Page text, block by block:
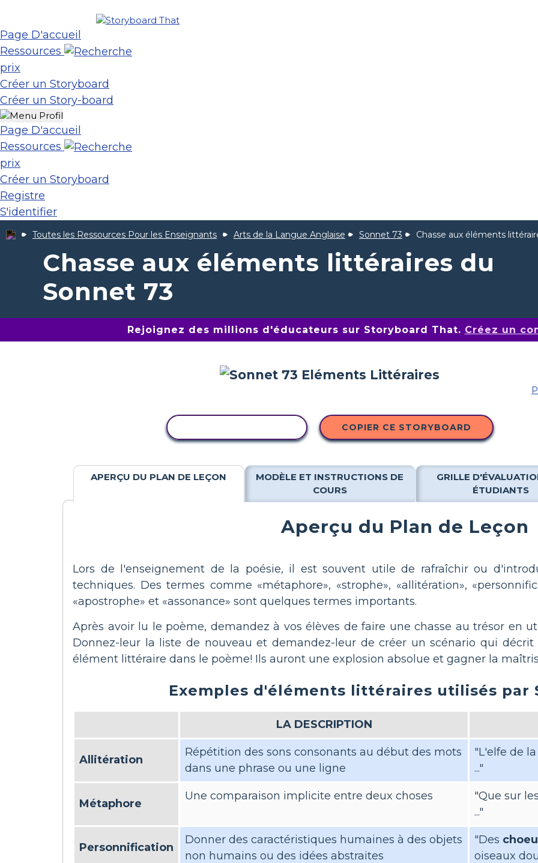
Page D'accueil
Ressources
prix
Créer un Storyboard
Créer un Story-board
Page D'accueil
Ressources
prix
Créer un Storyboard
Registre
S'identifier
Toutes les Ressources Pour les Enseignants Arts de la Langue Anglaise Sonnet 73 Chasse aux éléments
Chasse aux éléments littéraires du
Sonnet 73
Rejoignez des millions d'éducateurs sur Storyboard That. Créez un
COPIER CE STORYBOARD
APERÇU DU PLAN DE LEÇON
MODÈLE ET INSTRUCTIONS DE
COURS
GRILLE
ÉTUDIANTS
Aperçu du Plan de Leçon
Lors de l'enseignement de la poésie, il est souvent utile de rafraîchir ou
techniques. Des termes comme «métaphore», «strophe», «allitération»,
«apostrophe» et «assonance» sont quelques termes importants.
Après avoir lu le poème, demandez à vos élèves de faire une chasse au trésor en
Donnez-leur la liste de nouveau et demandez-leur de créer un scénario qui
élément littéraire dans le poème! Ils auront une explosion absolue et gagner la
Exemples d'éléments littéraires utilisés par
LA DESCRIPTION
Allitération
Répétition des sons consonants au début des mots
dans une phrase ou une ligne
"L'elfe de
..."
Métaphore
Une comparaison implicite entre deux choses
"Que sur
..."
Personnification
Donner des caractéristiques humaines à des objets
non humains ou des idées abstraites
"Des
oiseaux